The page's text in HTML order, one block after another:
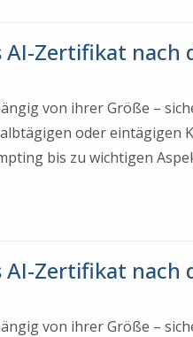
Zertifikat nach
von ihrer Größe –
oder eintägigen
bis zu wichtigen
Zertifikat nach
von ihrer Größe –